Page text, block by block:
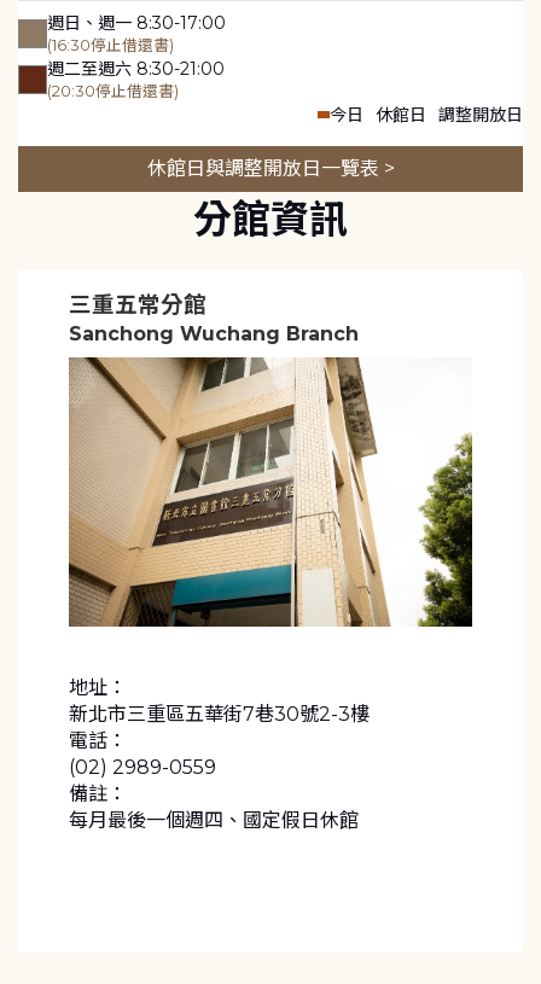
週日、週一 8:30-17:00
(16:30停止借還書)
週二至週六 8:30-21:00
(20:30停止借還書)
今日 休館日 調整開放日
休館日與調整開放日一覽表 >
分館資訊
三重五常分館
Sanchong Wuchang Branch
地址：
新北市三重區五華街7巷30號2-3樓
電話：
(02) 2989-0559
備註：
每月最後一個週四、國定假日休館